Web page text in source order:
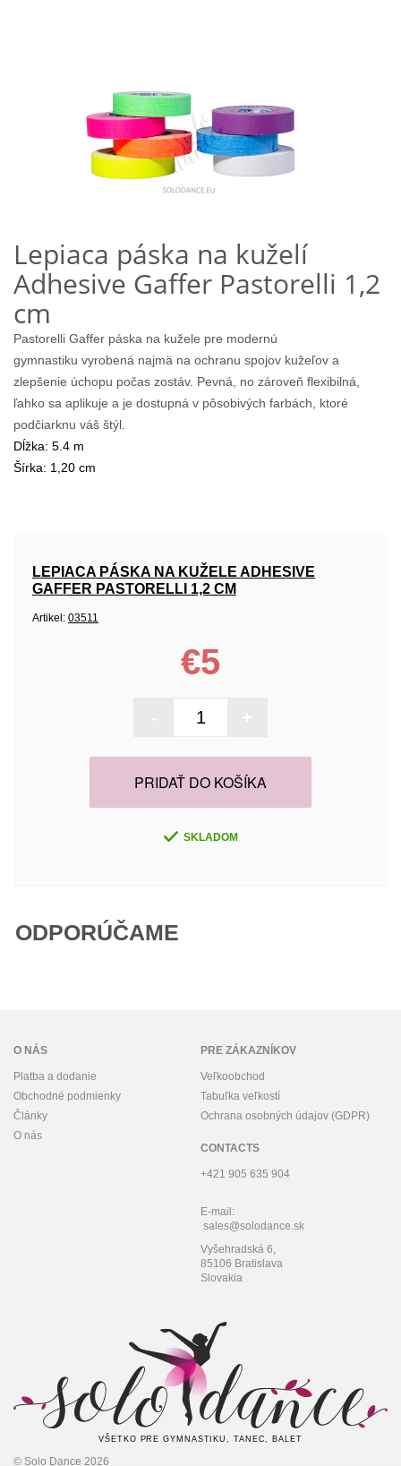
Lepiaca páska na kuželí
Adhesive Gaffer Pastorelli 1,2
cm
Pastorelli Gaffer páska na kužele pre modernú
gymnastiku vyrobená najmä na ochranu spojov kužeľov a
zlepšenie úchopu počas zostáv. Pevná, no zároveň flexibilná,
ľahko sa aplikuje a je dostupná v pôsobivých farbách, ktoré
podčiarknu váš štýl.
Dĺžka: 5.4 m
Šírka: 1,20 cm
LEPIACA PÁSKA NA KUŽELE ADHESIVE
GAFFER PASTORELLI 1,2 CM
Artikel: 03511
€5
PRIDAŤ DO KOŠÍKA
SKLADOM
ODPORÚČAME
O NÁS
Platba a dodanie
Obchodné podmienky
Články
O nás
PRE ZÁKAZNÍKOV
Veľkoobchod
Tabuľka veľkostí
Ochrana osobných údajov (GDPR)
CONTACTS
+421 905 635 904
E-mail:
sales@solodance.sk
Vyšehradská 6,
85106 Bratislava
Slovakia
VŠETKO PRE GYMNASTIKU, TANEC, BALET
© Solo Dance 2026